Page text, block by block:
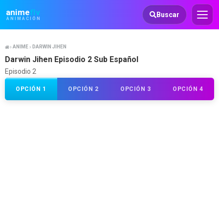
animeflv
ANIMACIÓN
Animeflv Buscar
ANIME DARWIN JIHEN
Darwin Jihen Episodio 2 Sub Español
Episodio 2
OPCIÓN 1 OPCIÓN 2 OPCIÓN 3 OPCIÓN 4